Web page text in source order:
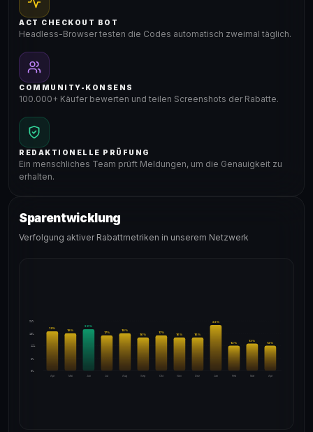
ACT CHECKOUT BOT
Headless-Browser testen die Codes automatisch zweimal täglich.
COMMUNITY-KONSENS
100.000+ Käufer bewerten und teilen Screenshots der Rabatte.
REDAKTIONELLE PRÜFUNG
Ein menschliches Team prüft Meldungen, um die Genauigkeit zu
erhalten.
Sparentwicklung
Verfolgung aktiver Rabattmetriken in unserem Netzwerk
24%
18%
12%
6%
0%
Apr
19%
Mai
18%
Jun
20%
Jul
17%
Aug
18%
Sep
16%
Okt
17%
Nov
16%
Dez
16%
Jan
22%
Feb
12%
Mär
13%
Apr
12%